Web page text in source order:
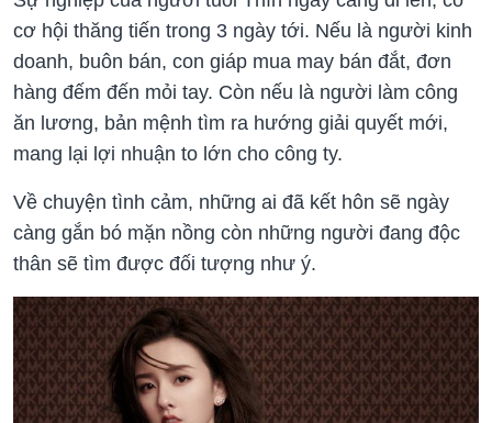
cơ hội thăng tiến trong 3 ngày tới. Nếu là người kinh
doanh, buôn bán, con giáp mua may bán đắt, đơn
hàng đếm đến mỏi tay. Còn nếu là người làm công
ăn lương, bản mệnh tìm ra hướng giải quyết mới,
mang lại lợi nhuận to lớn cho công ty.
Về chuyện tình cảm, những ai đã kết hôn sẽ ngày
càng gắn bó mặn nồng còn những người đang độc
thân sẽ tìm được đối tượng như ý.